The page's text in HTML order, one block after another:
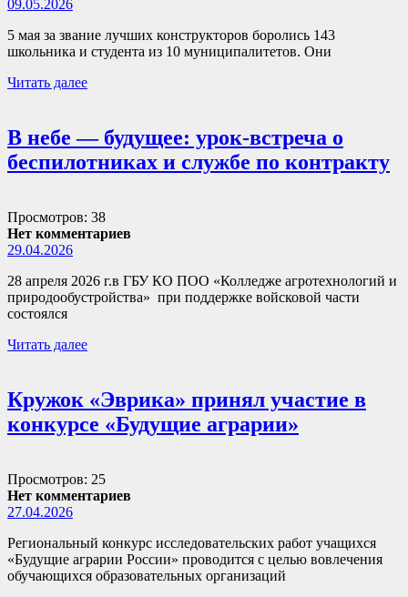
09.05.2026
5 мая за звание лучших конструкторов боролись 143
школьника и студента из 10 муниципалитетов. Они
Читать далее
В небе — будущее: урок-встреча о
беспилотниках и службе по контракту
Просмотров: 38
Нет комментариев
29.04.2026
28 апреля 2026 г.в ГБУ КО ПОО «Колледже агротехнологий и
природообустройства» при поддержке войсковой части
состоялся
Читать далее
Кружок «Эврика» принял участие в
конкурсе «Будущие аграрии»
Просмотров: 25
Нет комментариев
27.04.2026
Региональный конкурс исследовательских работ учащихся
«Будущие аграрии России» проводится с целью вовлечения
обучающихся образовательных организаций